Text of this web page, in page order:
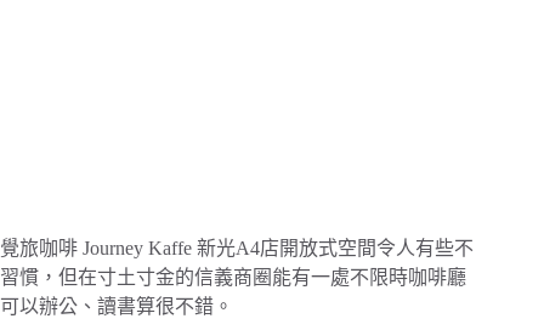
覺旅咖啡 Journey Kaffe 新光A4店開放式空間令人有些不
習慣，但在寸土寸金的信義商圈能有一處不限時咖啡廳
可以辦公、讀書算很不錯。